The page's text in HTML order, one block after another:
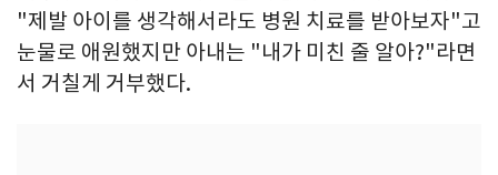
"제발 아이를 생각해서라도 병원 치료를 받아보자"고
눈물로 애원했지만 아내는 "내가 미친 줄 알아?"라면
서 거칠게 거부했다.